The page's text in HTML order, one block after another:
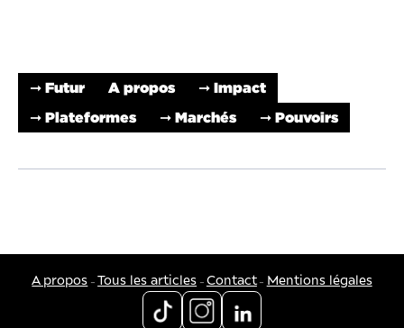
➞ Futur A propos
➞ Impact
➞ Plateformes
➞ Marchés ➞ Pouvoirs
A propos - Tous les articles - Contact - Mentions légales